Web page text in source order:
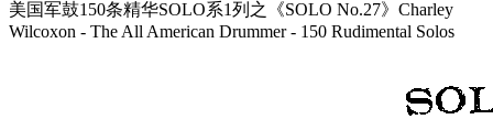
美国军鼓150条精华SOLO系1列之《SOLO No.27》Charley
Wilcoxon - The All American Drummer - 150 Rudimental Solos